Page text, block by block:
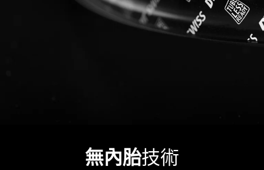
無內胎技術